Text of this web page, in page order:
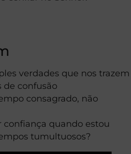
verdades que nos trazem
de confusão
consagrado, não
confiança quando estou
tumultuosos?